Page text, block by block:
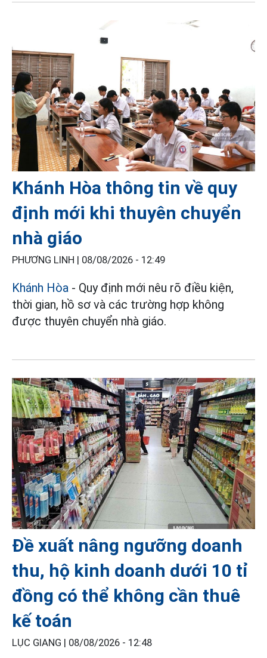
Khánh Hòa thông tin về quy
định mới khi thuyên chuyển
nhà giáo
PHƯƠNG LINH | 08/08/2026 - 12:49
Khánh Hòa - Quy định mới nêu rõ điều kiện,
thời gian, hồ sơ và các trường hợp không
được thuyên chuyển nhà giáo.
Đề xuất nâng ngưỡng doanh
thu, hộ kinh doanh dưới 10 tỉ
đồng có thể không cần thuê
kế toán
LỤC GIANG | 08/08/2026 - 12:48